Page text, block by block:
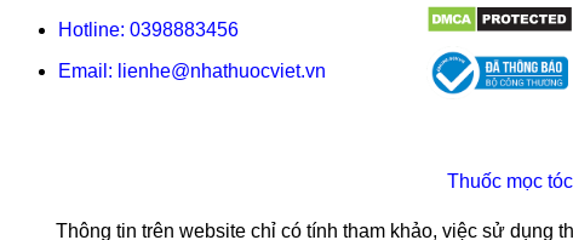
Hotline: 0398883456
Email: lienhe@nhathuocviet.vn
Thuốc mọc tóc
Thông tin trên website chỉ có tính tham khảo, việc sử dụng